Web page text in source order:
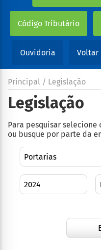
Código Tributário
Ouvidoria Voltar
Principal / Legislação
Legislação
Para pesquisar selecione
ou busque por parte da